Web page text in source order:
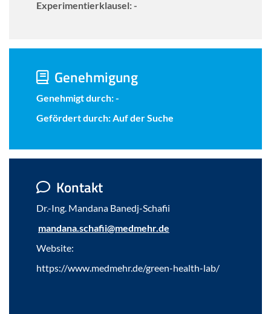
Ex­pe­ri­men­tier­klau­sel: -
Ge­neh­mi­gung
Ge­neh­migt durch: -
Ge­för­dert durch: Auf der Suche
Kon­takt
Dr.-Ing. Manda­na Banedj-​Schafii
manda­na.scha­fii@med­mehr.de
Web­site:
https://www.med­mehr.de/green-​health-lab/